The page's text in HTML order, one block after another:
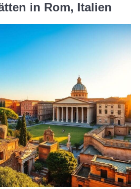
in Rom, Italien